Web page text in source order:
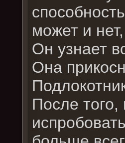
может и
Он узнает
Она
После